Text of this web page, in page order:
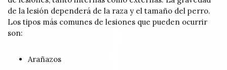
de la lesión dependerá de la raza y el tamaño del perro.
Los tipos más comunes de lesiones que pueden ocurrir
son:
Arañazos